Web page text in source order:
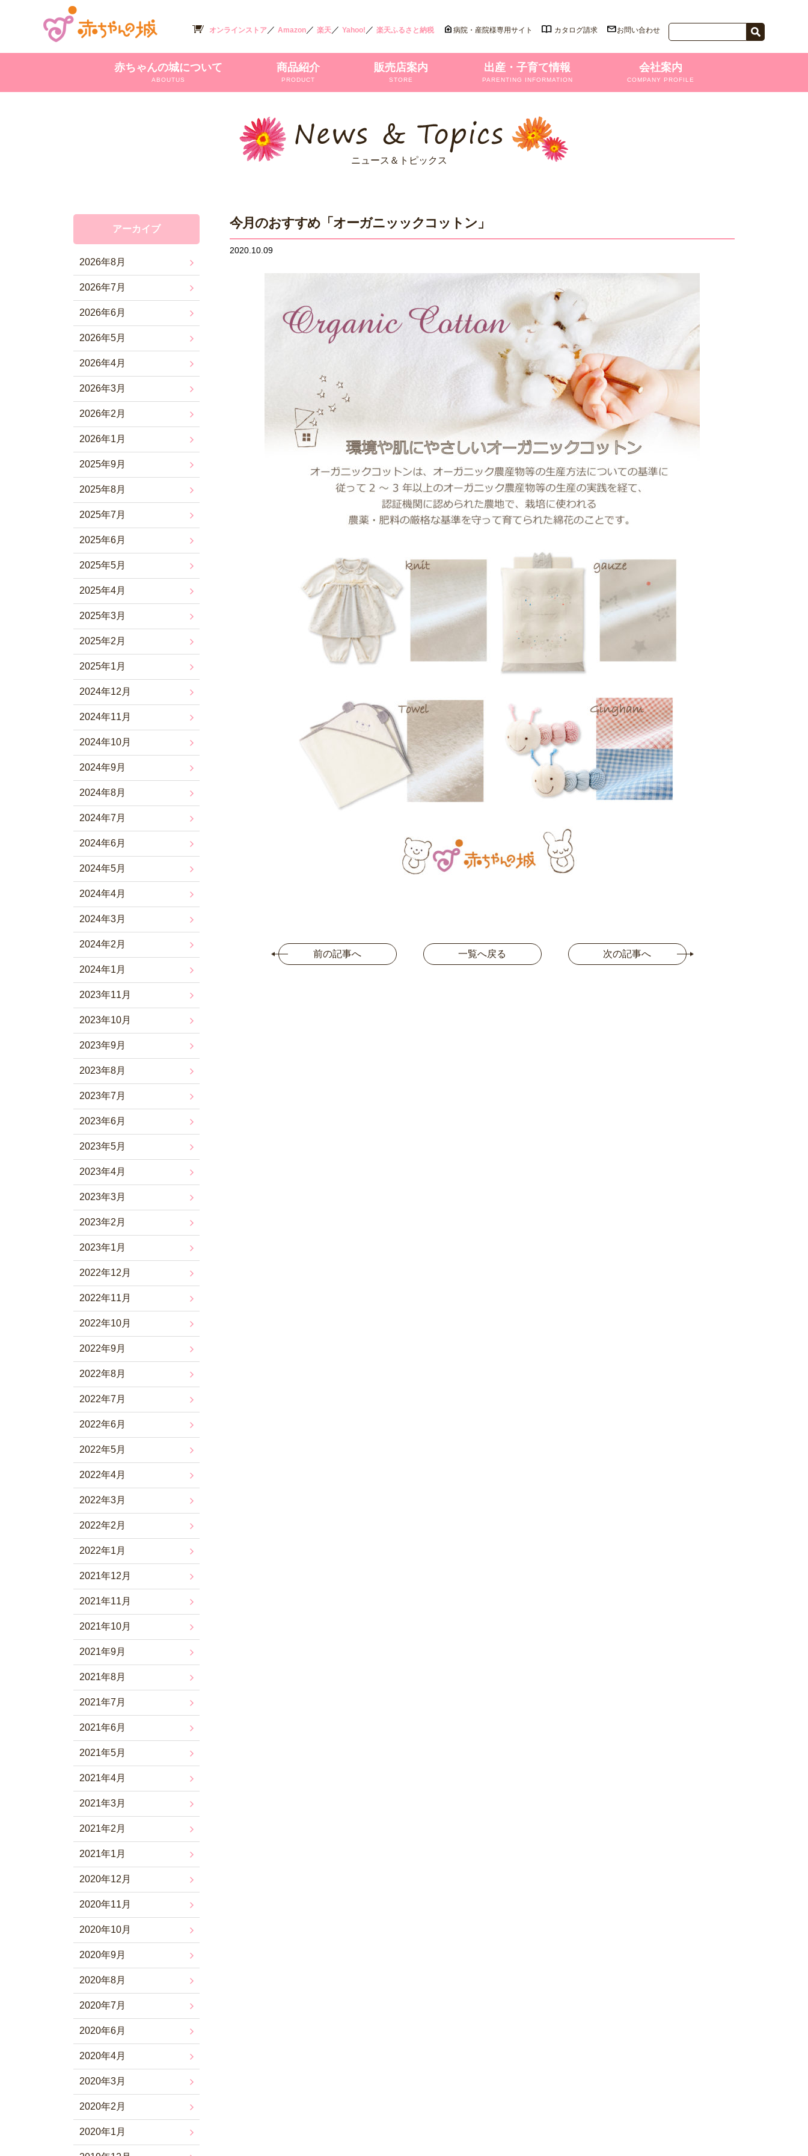
オンラインストア／ Amazon／ 楽天／ Yahoo! ／ 楽天ふるさと納税 病院・産院様専用サイト カタログ請求 お問い合わせ
赤ちゃんの城について
ABOUTUS
商品紹介
PRODUCT
販売店案内
STORE
出産・子育て情報
PARENTING INFORMATION
会社案内
COMPANY PROFILE
ニュース＆トピックス
今月のおすすめ「オーガニッックコットン」
2020.10.09
前の記事へ 一覧へ戻る 次の記事へ
アーカイブ
2026年8月
2026年7月
2026年6月
2026年5月
2026年4月
2026年3月
2026年2月
2026年1月
2025年9月
2025年8月
2025年7月
2025年6月
2025年5月
2025年4月
2025年3月
2025年2月
2025年1月
2024年12月
2024年11月
2024年10月
2024年9月
2024年8月
2024年7月
2024年6月
2024年5月
2024年4月
2024年3月
2024年2月
2024年1月
2023年11月
2023年10月
2023年9月
2023年8月
2023年7月
2023年6月
2023年5月
2023年4月
2023年3月
2023年2月
2023年1月
2022年12月
2022年11月
2022年10月
2022年9月
2022年8月
2022年7月
2022年6月
2022年5月
2022年4月
2022年3月
2022年2月
2022年1月
2021年12月
2021年11月
2021年10月
2021年9月
2021年8月
2021年7月
2021年6月
2021年5月
2021年4月
2021年3月
2021年2月
2021年1月
2020年12月
2020年11月
2020年10月
2020年9月
2020年8月
2020年7月
2020年6月
2020年4月
2020年3月
2020年2月
2020年1月